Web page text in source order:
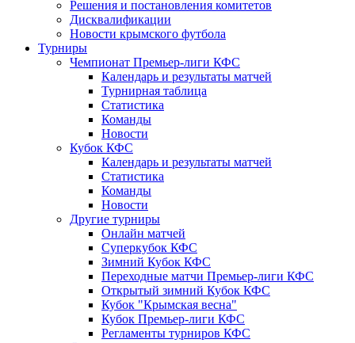
Решения и постановления комитетов
Дисквалификации
Новости крымского футбола
Турниры
Чемпионат Премьер-лиги КФС
Календарь и результаты матчей
Турнирная таблица
Статистика
Команды
Новости
Кубок КФС
Календарь и результаты матчей
Статистика
Команды
Новости
Другие турниры
Онлайн матчей
Суперкубок КФС
Зимний Кубок КФС
Переходные матчи Премьер-лиги КФС
Открытый зимний Кубок КФС
Кубок "Крымская весна"
Кубок Премьер-лиги КФС
Регламенты турниров КФС